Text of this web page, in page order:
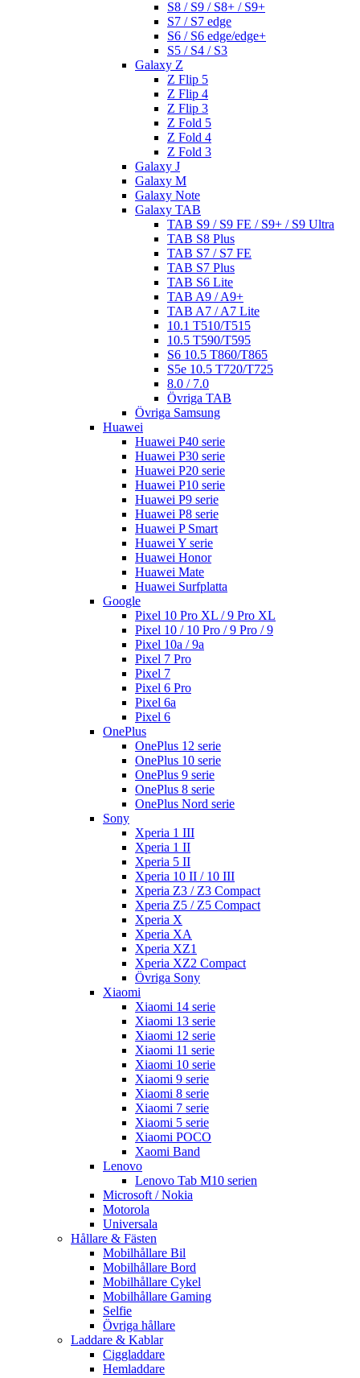
S8 / S9 / S8+ / S9+
S7 / S7 edge
S6 / S6 edge/edge+
S5 / S4 / S3
Galaxy Z
Z Flip 5
Z Flip 4
Z Flip 3
Z Fold 5
Z Fold 4
Z Fold 3
Galaxy J
Galaxy M
Galaxy Note
Galaxy TAB
TAB S9 / S9 FE / S9+ / S9 Ultra
TAB S8 Plus
TAB S7 / S7 FE
TAB S7 Plus
TAB S6 Lite
TAB A9 / A9+
TAB A7 / A7 Lite
10.1 T510/T515
10.5 T590/T595
S6 10.5 T860/T865
S5e 10.5 T720/T725
8.0 / 7.0
Övriga TAB
Övriga Samsung
Huawei
Huawei P40 serie
Huawei P30 serie
Huawei P20 serie
Huawei P10 serie
Huawei P9 serie
Huawei P8 serie
Huawei P Smart
Huawei Y serie
Huawei Honor
Huawei Mate
Huawei Surfplatta
Google
Pixel 10 Pro XL / 9 Pro XL
Pixel 10 / 10 Pro / 9 Pro / 9
Pixel 10a / 9a
Pixel 7 Pro
Pixel 7
Pixel 6 Pro
Pixel 6a
Pixel 6
OnePlus
OnePlus 12 serie
OnePlus 10 serie
OnePlus 9 serie
OnePlus 8 serie
OnePlus Nord serie
Sony
Xperia 1 III
Xperia 1 II
Xperia 5 II
Xperia 10 II / 10 III
Xperia Z3 / Z3 Compact
Xperia Z5 / Z5 Compact
Xperia X
Xperia XA
Xperia XZ1
Xperia XZ2 Compact
Övriga Sony
Xiaomi
Xiaomi 14 serie
Xiaomi 13 serie
Xiaomi 12 serie
Xiaomi 11 serie
Xiaomi 10 serie
Xiaomi 9 serie
Xiaomi 8 serie
Xiaomi 7 serie
Xiaomi 5 serie
Xiaomi POCO
Xaomi Band
Lenovo
Lenovo Tab M10 serien
Microsoft / Nokia
Motorola
Universala
Hållare & Fästen
Mobilhållare Bil
Mobilhållare Bord
Mobilhållare Cykel
Mobilhållare Gaming
Selfie
Övriga hållare
Laddare & Kablar
Ciggladdare
Hemladdare